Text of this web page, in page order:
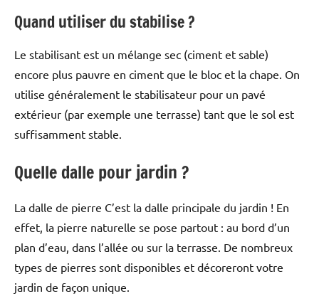
Quand utiliser du stabilise ?
Le stabilisant est un mélange sec (ciment et sable)
encore plus pauvre en ciment que le bloc et la chape. On
utilise généralement le stabilisateur pour un pavé
extérieur (par exemple une terrasse) tant que le sol est
suffisamment stable.
Quelle dalle pour jardin ?
La dalle de pierre C’est la dalle principale du jardin ! En
effet, la pierre naturelle se pose partout : au bord d’un
plan d’eau, dans l’allée ou sur la terrasse. De nombreux
types de pierres sont disponibles et décoreront votre
jardin de façon unique.